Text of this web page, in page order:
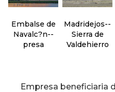
Embalse de
Navalc?n--
presa
Madridejos--
Sierra de
Valdehierro
Empresa beneficiaria